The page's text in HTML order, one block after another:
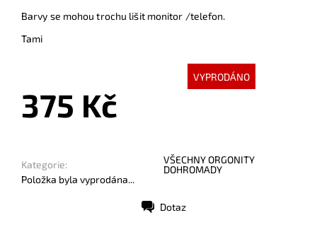
Barvy se mohou trochu lišit monitor /telefon.
Tami
VYPRODÁNO
375 Kč
Kategorie:
VŠECHNY ORGONITY
DOHROMADY
Položka byla vyprodána...
Dotaz